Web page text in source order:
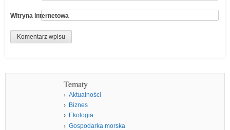
Witryna internetowa
Tematy
Aktualności
Biznes
Ekologia
Gospodarka morska